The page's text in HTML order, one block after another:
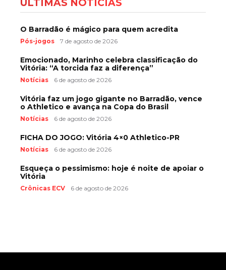
ÚLTIMAS NOTÍCIAS
O Barradão é mágico para quem acredita
Pós-jogos 7 de agosto de 2026
Emocionado, Marinho celebra classificação do
Vitória: “A torcida faz a diferença”
Notícias 6 de agosto de 2026
Vitória faz um jogo gigante no Barradão, vence
o Athletico e avança na Copa do Brasil
Notícias 6 de agosto de 2026
FICHA DO JOGO: Vitória 4×0 Athletico-PR
Notícias 6 de agosto de 2026
Esqueça o pessimismo: hoje é noite de apoiar o
Vitória
Crônicas ECV 6 de agosto de 2026